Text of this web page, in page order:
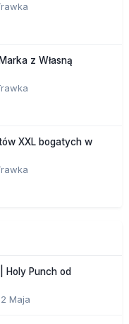
z Własną
XXL bogatych w
Holy Punch od
Maja